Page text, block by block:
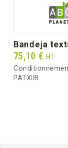
bandeja
Prix
75,10 € HT
PATXIIB